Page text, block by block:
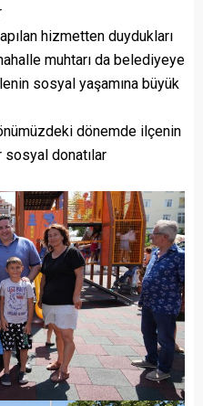
hizmetten duydukları
muhtarı da belediyeye
sosyal yaşamına büyük
dönemde ilçenin
donatılar